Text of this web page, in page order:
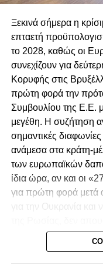
Αγγελίδη από
και Βοηθού
Ανεξάρτητη
Προσαγωγή
λογοδοσία
Αναστήλωση
δικαίου στην
Ξεκινά σήμερα η
επταετή
το 2028, καθώς οι
συνεχίζουν για
Κορυφής στις
πρώτη φορά την
Συμβουλίου της Ε.Ε.
μεγέθη. Η συζήτηση
σημαντικές
ανάμεσα στα κράτη-
των ευρωπαϊκών
ίδια ώρα, αν και οι
για πρώτη φορά μετά
πρωτοβουλία του
Συμβουλίου, Αντόνιο